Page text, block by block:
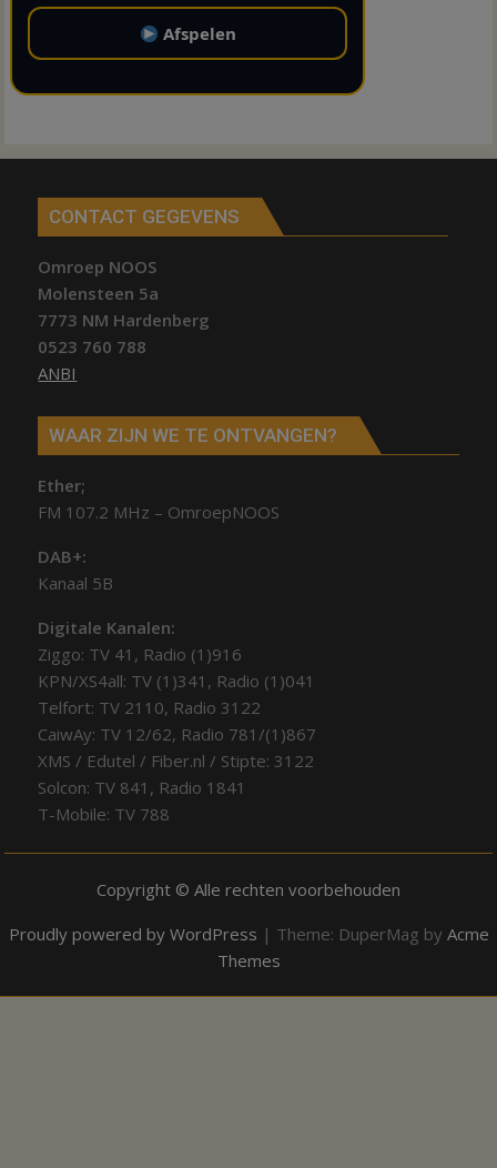
Afspelen
CONTACT GEGEVENS
Omroep NOOS
Molensteen 5a
7773 NM Hardenberg
0523 760 788
ANBI
WAAR ZIJN WE TE ONTVANGEN?
Ether;
FM 107.2 MHz – OmroepNOOS
DAB+:
Kanaal 5B
Digitale Kanalen:
Ziggo: TV 41, Radio (1)916
KPN/XS4all: TV (1)341, Radio (1)041
Telfort: TV 2110, Radio 3122
CaiwAy: TV 12/62, Radio 781/(1)867
XMS / Edutel / Fiber.nl / Stipte: 3122
Solcon: TV 841, Radio 1841
T-Mobile: TV 788
Copyright © Alle rechten voorbehouden
Proudly powered by WordPress | Theme: DuperMag by Acme
Themes